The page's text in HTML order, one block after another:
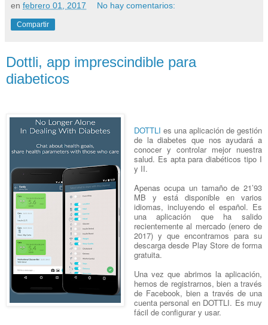
en febrero 01, 2017 No hay comentarios:
Compartir
Dottli, app imprescindible para
diabeticos
DOTTLI es una aplicación de gestión
de la diabetes que nos ayudará a
conocer y controlar mejor nuestra
salud. Es apta para diabéticos tipo I
y II.
Apenas ocupa un tamaño de 21’93
MB y está disponible en varios
idiomas, incluyendo el español. Es
una aplicación que ha salido
recientemente al mercado (enero de
2017) y que encontramos para su
descarga desde Play Store de forma
gratuita.
Una vez que abrimos la aplicación,
hemos de registrarnos, bien a través
de Facebook, bien a través de una
cuenta personal en DOTTLI. Es muy
fácil de configurar y usar.